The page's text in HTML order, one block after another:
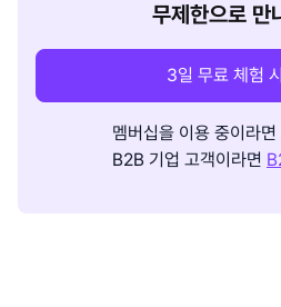
무제한으로 만
3일 무료 체험
멤버십을 이용 중이라면
B2B 기업 고객이라면